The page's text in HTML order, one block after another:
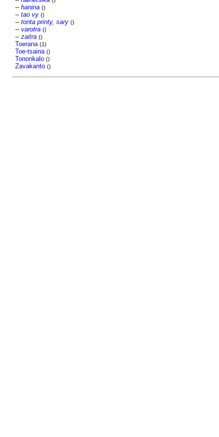
-- hanina ()
-- tao vy ()
-- tonta printy, sary ()
-- varotra ()
-- zaitra ()
Toerana (1)
Toe-tsaina ()
Tononkalo ()
Zavakanto ()